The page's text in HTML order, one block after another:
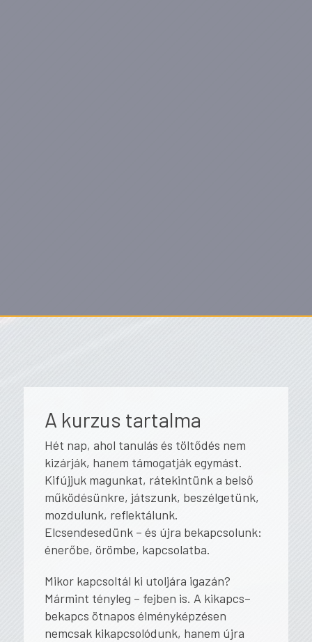
A kurzus tartalma
Hét nap, ahol tanulás és töltődés nem
kizárják, hanem támogatják egymást.
Kifújjuk magunkat, rátekintünk a belső
működésünkre, játszunk, beszélgetünk,
mozdulunk, reflektálunk.
Elcsendesedünk – és újra bekapcsolunk:
énerőbe, örömbe, kapcsolatba.
Mikor kapcsoltál ki utoljára igazán?
Mármint tényleg – fejben is. A kikapcs–
bekapcs ötnapos élményképzésen
nemcsak kikapcsolódunk, hanem újra